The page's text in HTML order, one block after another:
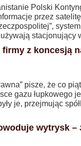
Polski
przez
stacjonujący
z koncesją
pisze, że co
gazu łupkowego
je, przejmując
wytrysk –